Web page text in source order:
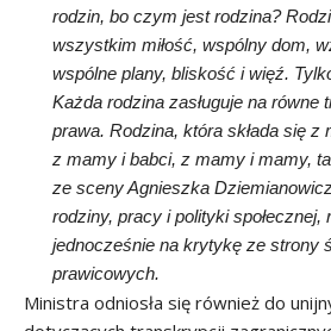
rodzin, bo czym jest rodzina?
wszystkim miłość, wspólny dom,
wspólne plany, bliskość i więź.
Każda rodzina zasługuje na równe
prawa. Rodzina, która składa się z
z mamy i babci, z mamy i mamy,
ze sceny Agnieszka
rodziny, pracy i polityki społecznej,
jednocześnie na krytykę ze strony
prawicowych.
Ministra odniosła się również do